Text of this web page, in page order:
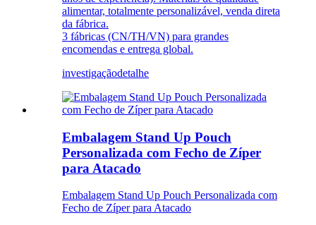
alimentar, totalmente personalizável, venda direta
da fábrica.
3 fábricas (CN/TH/VN) para grandes
encomendas e entrega global.
investigaçãodetalhe
Embalagem Stand Up Pouch
Personalizada com Fecho de Zíper
para Atacado
Embalagem Stand Up Pouch Personalizada com
Fecho de Zíper para Atacado